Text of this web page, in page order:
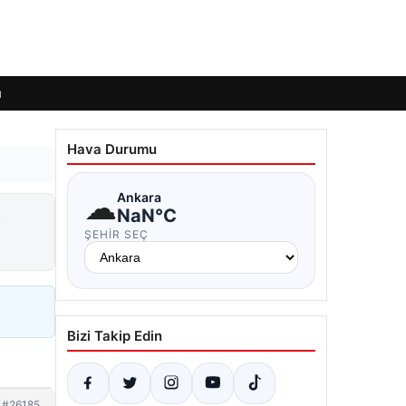
Hava Durumu
☁Ankara
NaN°C
ŞEHIR SEÇ
Bizi Takip Edin